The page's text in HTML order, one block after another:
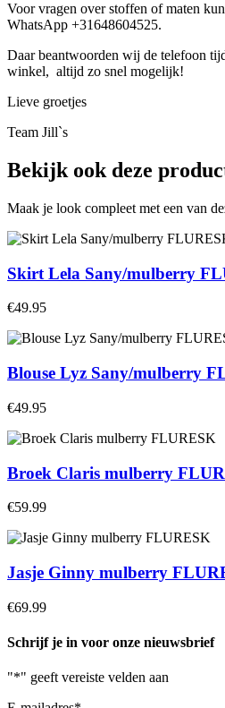
Voor vragen over stoffen of maten
WhatsApp +31648604525.
Daar beantwoorden wij de telefoon
winkel, altijd zo snel mogelijk!
Lieve groetjes
Team Jill`s
Bekijk ook deze
Maak je look compleet met een van
Skirt Lela Sany/mulberry
€49.95
Blouse Lyz Sany/mulberry
€49.95
Broek Claris mulberry
€59.99
Jasje Ginny mulberry
€69.99
Schrijf je in voor onze nieuwsbrief
"*" geeft vereiste velden aan